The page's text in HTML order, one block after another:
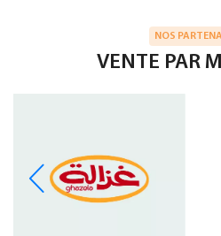
NOS
VENTE PAR